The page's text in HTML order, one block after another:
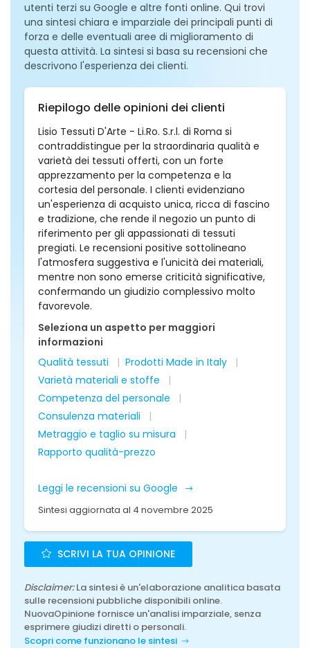
utenti terzi su Google e altre fonti online. Qui trovi
una sintesi chiara e imparziale dei principali punti di
forza e delle eventuali aree di miglioramento di
questa attività. La sintesi si basa su recensioni che
descrivono l'esperienza dei clienti.
Riepilogo delle opinioni dei clienti
Lisio Tessuti D'Arte - Li.Ro. S.r.l. di Roma si
contraddistingue per la straordinaria qualità e
varietà dei tessuti offerti, con un forte
apprezzamento per la competenza e la
cortesia del personale. I clienti evidenziano
un'esperienza di acquisto unica, ricca di fascino
e tradizione, che rende il negozio un punto di
riferimento per gli appassionati di tessuti
pregiati. Le recensioni positive sottolineano
l'atmosfera suggestiva e l'unicità dei materiali,
mentre non sono emerse criticità significative,
confermando un giudizio complessivo molto
favorevole.
Seleziona un aspetto per maggiori
informazioni
Qualità tessuti
Prodotti Made in Italy
Varietà materiali e stoffe
Competenza del personale
Consulenza materiali
Metraggio e taglio su misura
Rapporto qualità-prezzo
Leggi le recensioni su Google
Sintesi aggiornata al 4 novembre 2025
SCRIVI LA TUA OPINIONE
Disclaimer:La sintesi è un'elaborazione analitica basata
sulle recensioni pubbliche disponibili online.
NuovaOpinione fornisce un'analisi imparziale, senza
esprimere giudizi diretti o personali.
Scopri come funzionano le sintesi